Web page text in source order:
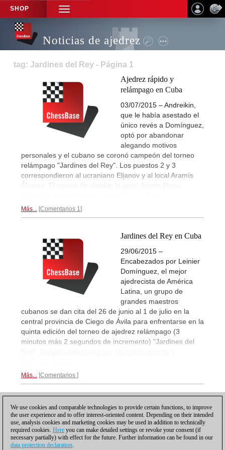
SHOP
TOGGLE
NAVIGATION
Noticias de ajedrez
tag: Jardines del Rey - Página 1
Ajedrez rápido y
relámpago en Cuba
03/07/2015 – Andreikin,
que le había asestado el
único revés a Domínguez,
optó por abandonar
alegando motivos
personales y el cubano se coronó campeón del torneo
relámpago "Jardines del Rey". Los puestos 2 y 3
correspondieron al ucraniano Eljanov y al local Aramís
Álvarez. El torneo de rápidas lo ganó Aryam Abreu.
Más... Comentarios 1
Jardines del Rey en Cuba
29/06/2015 –
Encabezados por Leinier
Domínguez, el mejor
ajedrecista de América
Latina, un grupo de
grandes maestros
cubanos se dan cita del 26 de junio al 1 de julio en la
central provincia de Ciego de Ávila para enfrentarse en la
quinta edición del torneo de ajedrez relámpago (3
minutos más 2 segundos de incremento) "Jardines del
Más... Comentarios
We use cookies and comparable technologies to provide certain functions, to improve
the user experience and to offer interest-oriented content. Depending on their intended
use, analysis cookies and marketing cookies may be used in addition to technically
required cookies. Here you can make detailed settings or revoke your consent (if
necessary partially) with effect for the future. Further information can be found in our
data protection declaration.